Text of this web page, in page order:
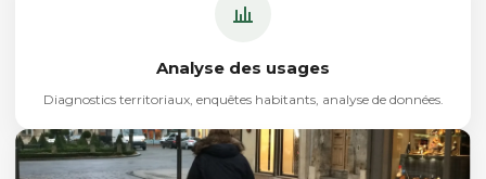
Analyse des usages
Diagnostics territoriaux, enquêtes habitants, analyse de données.